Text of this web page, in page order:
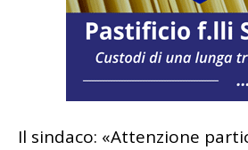
Il sindaco: «Attenzione